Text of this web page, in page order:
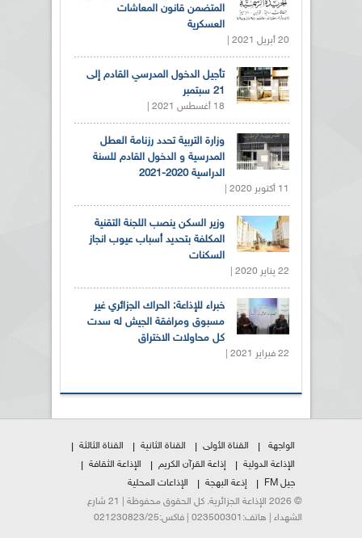
المتضمن قانون المعاشات
العسكرية
20 أبريل 2021 |
تأجيل الدخول المدرسي القادم إلى
21 سبتمبر
18 أغسطس 2021 |
وزارة التربية تحدد رزنامة العطل
المدرسية و الدخول القادم للسنة
الدراسية 2020-2021
11 أكتوبر 2020 |
وزير السكن ينصب اللجنة التقنية
المكلفة بتحديد أسباب عيوب انجاز
السكنات
22 يناير 2020 |
خبراء للإذاعة: الحراك الجزائري غير
مسبوق ومرافقة الجيش له سدت
كل محاولات الاختراق
22 فبراير 2021 |
الواجهة القناة الأولى القناة الثانية
القناة الثالثة
الإذاعة الدولية
إذاعة القرآن الكريم
الإذاعة الثقافة
جيل FM
إذعة البهجة
الإذاعات المحلية
© 2026 الإذاعة الجزائرية. كل الحقوق محفوظة | 21 شارع
الشهداء | هاتف:023500301 | فاكس:021230823/25